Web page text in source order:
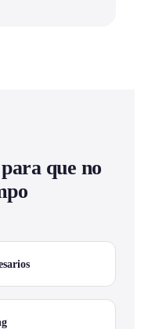
que no